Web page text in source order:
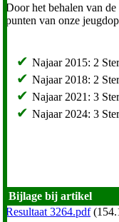
Door het behalen van
punten van onze
Najaar 2015: 2
Najaar 2018: 2
Najaar 2021: 3
Najaar 2024: 3
Bijlage bij artikel
Resultaat 3264.pdf